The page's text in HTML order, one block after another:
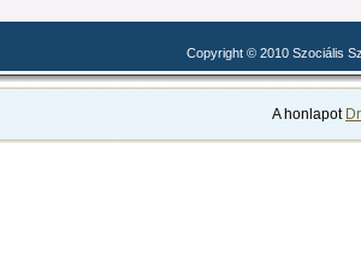
Copyright © 2010 Szociális
A honlapot